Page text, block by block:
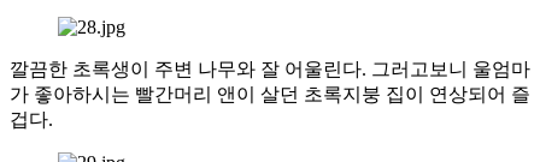
깔끔한 초록생이 주변 나무와 잘 어울린다. 그러고보니 울엄마
가 좋아하시는 빨간머리 앤이 살던 초록지붕 집이 연상되어 즐
겁다.